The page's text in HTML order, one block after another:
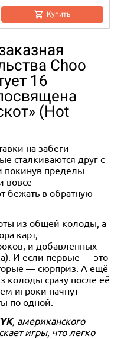
Купить
Этот безумный мир
3 отзыва
3 990 ₽
Уведомить о наличии
Choo
16
(Hot
на забеги
сталкиваются друг с
покинув пределы
вовсе
бежать в обратную
из общей колоды, а
карт,
и добавленных
И если первые — это
— сюрприз. А ещё
колоды сразу после её
игроки начнут
по одной.
, американского
игры, что легко